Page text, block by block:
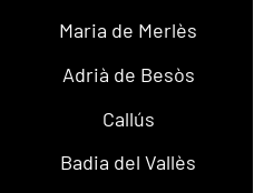
Maria de Merlès
Adrià de Besòs
Callús
Badia del Vallès